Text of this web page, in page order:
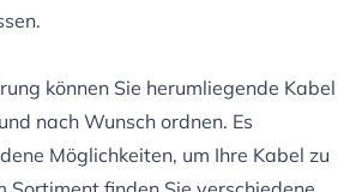
können Sie herumliegende Kabel
nach Wunsch ordnen. Es
Möglichkeiten, um Ihre Kabel zu